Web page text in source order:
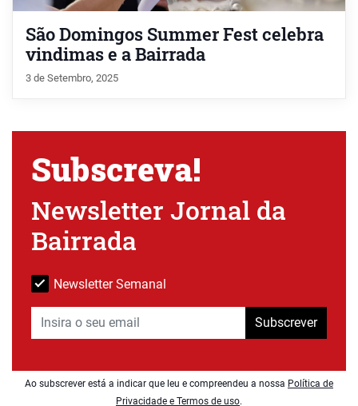
São Domingos Summer Fest celebra
vindimas e a Bairrada
3 de Setembro, 2025
Subscreva!
Newsletter Jornal da
Bairrada
Newsletter Semanal
Subscrever
Ao subscrever está a indicar que leu e compreendeu a nossa Política de
Privacidade e Termos de uso.